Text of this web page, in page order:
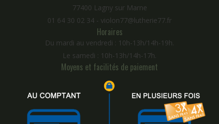
77400 Lagny sur Marne
01 64 30 02 34 - violon77@lutherie77.fr
Horaires
Du mardi au vendredi : 10h-13h/14h-19h.
Le samedi : 10h-13h/14h-17h.
Moyens et facilités de paiement